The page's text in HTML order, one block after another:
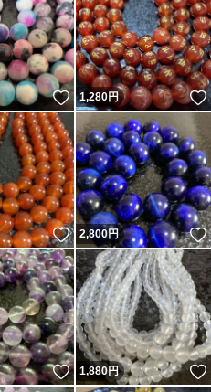
いいね！
1,280円
いいね！
2,800円
いいね！
1,880円